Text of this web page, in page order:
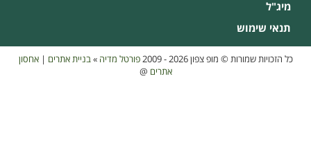
מיג"ל
תנאי שימוש
כל הזכויות שמורות © מופ צפון 2026 - 2009 פורטל מדיה »בניית אתרים |אחסון
אתרים @